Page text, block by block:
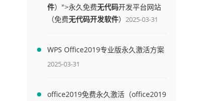
件）">永久免费无代码开发平台网站
（免费无代码开发软件） 2025-03-31
WPS Office2019专业版永久激活方案
(附终身授权序列号)
2025-03-31
office2019免费永久激活（office2019